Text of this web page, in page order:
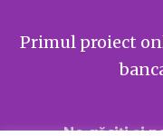
Primul proiect